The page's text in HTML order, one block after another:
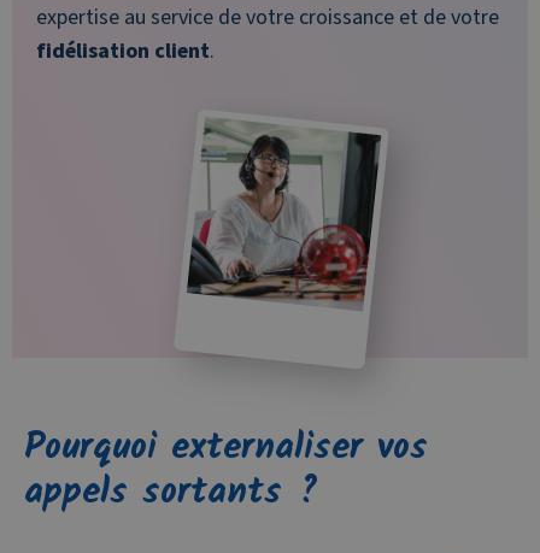
expertise au service de votre croissance et de votre
fidélisation client.
Pourquoi externaliser vos
appels sortants ?